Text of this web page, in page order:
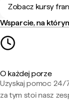
Zobacz kursy
Wsparcie, na
O każdej porze
Uzyskaj pomoc 24/
za tym stoi nasz